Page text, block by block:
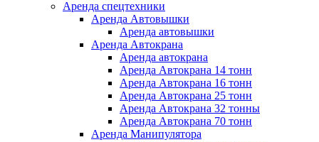
Аренда спецтехники
Аренда Автовышки
Аренда автовышки
Аренда Автокрана
Аренда автокрана
Аренда Автокрана 14 тонн
Аренда Автокрана 16 тонн
Аренда Автокрана 25 тонн
Аренда Автокрана 32 тонны
Аренда Автокрана 70 тонн
Аренда Манипулятора